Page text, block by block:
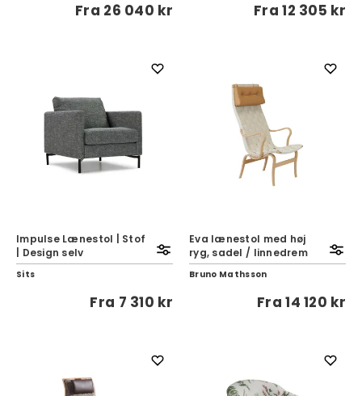
Fra 26 040 kr Fra12 305 kr
Impulse Lænestol | Stof
| Design selv
Sits
Fra 7 310 kr
Eva lænestol med høj
ryg, sadel / linnedrem
Bruno Mathsson
Fra14 120 kr